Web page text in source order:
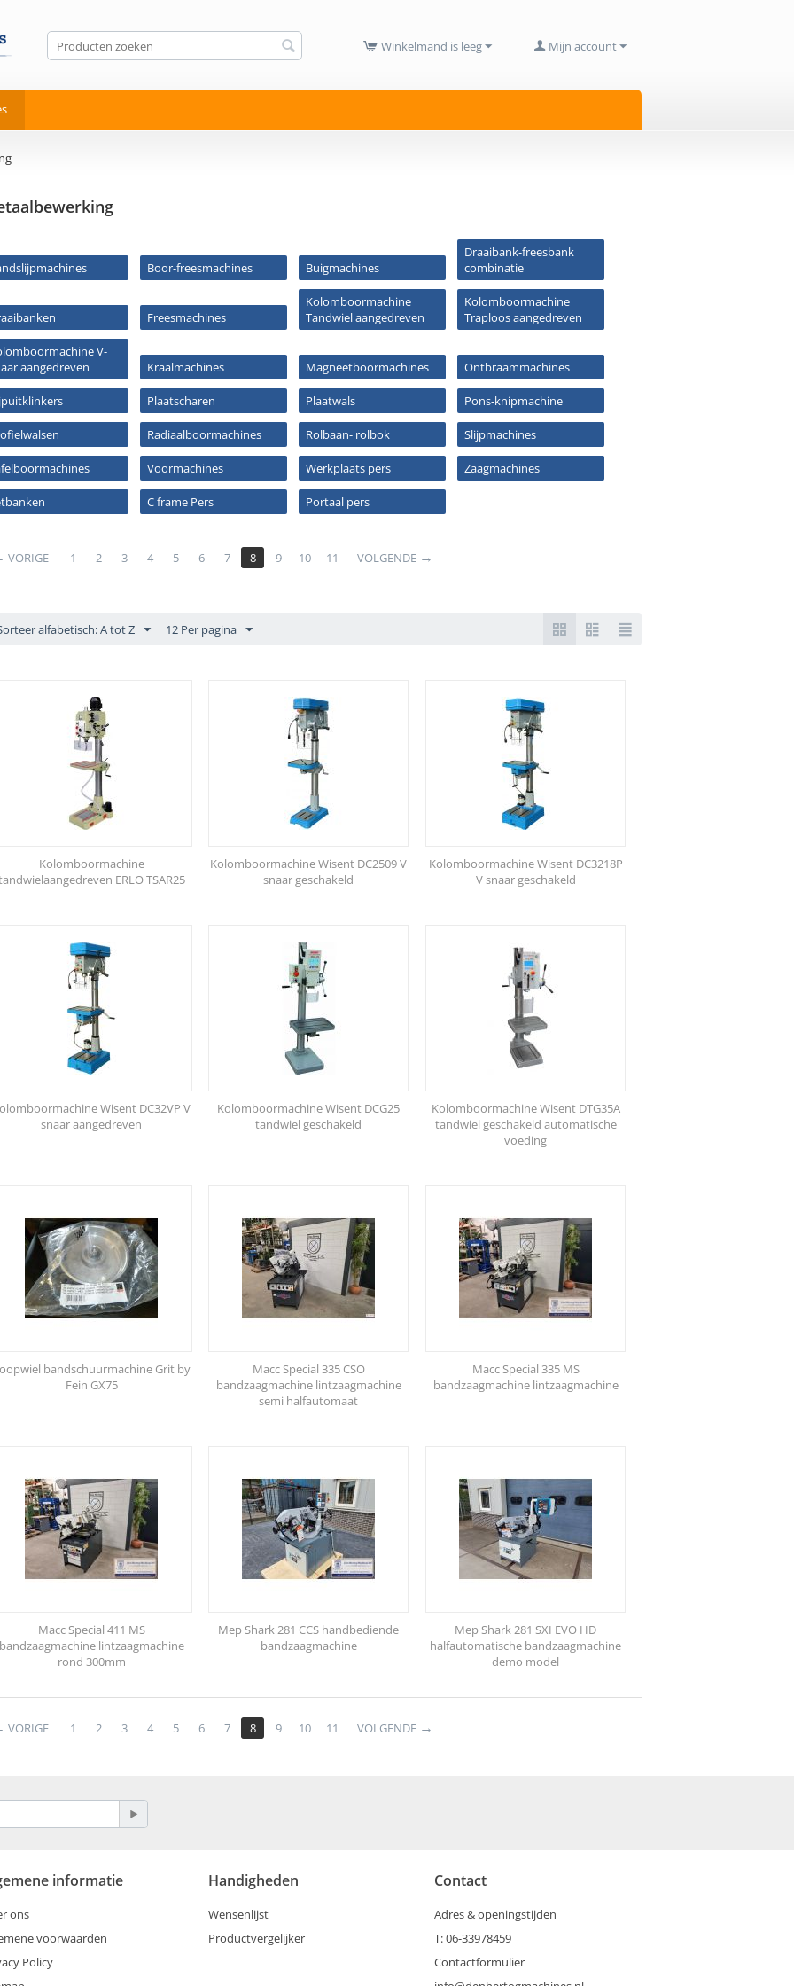
Mijn account
Winkelmand is leeg
Boor-freesmachines Buigmachines
Draaibank-freesbank
combinatie
Freesmachines
Kolomboormachine
Tandwiel aangedreven
Kolomboormachine
Traploos aangedreven
V-
aangedreven
Kraalmachines Magneetboormachines Ontbraammachines
Plaatscharen Plaatwals Pons-knipmachine
Radiaalboormachines Rolbaan- rolbok Slijpmachines
Voormachines Werkplaats pers Zaagmachines
C frame Pers Portaal pers
VORIGE 1 2 3 4 5 6 7 8 9 10 11 VOLGENDE
alfabetisch: A tot Z 12 Per pagina
Kolomboormachine
ERLO TSAR25
Kolomboormachine Wisent DC2509 V
snaar geschakeld
Kolomboormachine Wisent DC3218P
V snaar geschakeld
Wisent DC32VP V
snaar aangedreven
Kolomboormachine Wisent DCG25
tandwiel geschakeld
Kolomboormachine Wisent DTG35A
tandwiel geschakeld automatische
voeding
bandschuurmachine Grit by
Fein GX75
Macc Special 335 CSO
bandzaagmachine lintzaagmachine
semi halfautomaat
Macc Special 335 MS
bandzaagmachine lintzaagmachine
Macc Special 411 MS
lintzaagmachine
rond 300mm
Mep Shark 281 CCS handbediende
bandzaagmachine
Mep Shark 281 SXI EVO HD
halfautomatische bandzaagmachine
demo model
VORIGE 1 2 3 4 5 6 7 8 9 10 11 VOLGENDE
informatie
ons
voorwaarden
Policy
Handigheden
Wensenlijst
Productvergelijker
Contact
Adres & openingstijden
T: 06-33978459
Contactformulier